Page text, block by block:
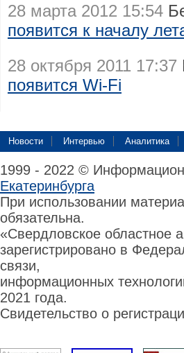
28 марта 2012 15:54
появится к началу
28 октября 2011 17:37
появится Wi-Fi
Новости Интервью Аналитика
1999 - 2022 ©
Екатеринбурга
При использовании
обязательна.
«Свердловское областное
зарегистрировано в
связи,
информационных
2021 года.
Свидетельство о